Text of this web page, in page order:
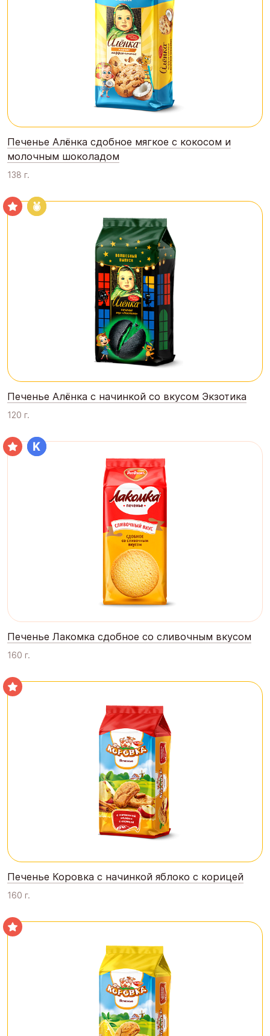
Печенье Алёнка сдобное мягкое с кокосом и
молочным шоколадом
138 г.
Печенье Алёнка с начинкой со вкусом Экзотика
120 г.
Печенье Лакомка сдобное со сливочным вкусом
160 г.
Печенье Коровка с начинкой яблоко с корицей
160 г.